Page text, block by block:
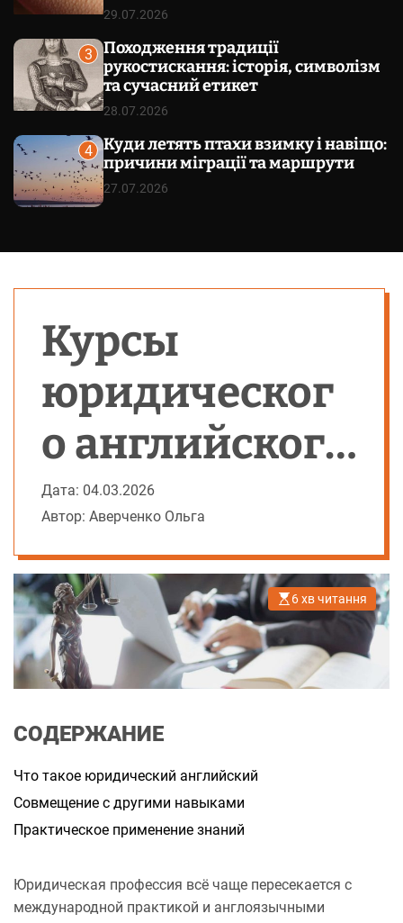
29.07.2026
3
Походження традиції
рукостискання: історія, символізм
та сучасний етикет
28.07.2026
4
Куди летять птахи взимку і навіщо:
причини міграції та маршрути
27.07.2026
Курсы
юридическог
о английского
языка –
инвестиция в
карьеру
Дата: 04.03.2026
Автор: Аверченко Ольга
О
н
т
в
6 хв читання
СОДЕРЖАНИЕ
Что такое юридический английский
Совмещение с другими навыками
Практическое применение знаний
Юридическая профессия всё чаще пересекается с
международной практикой и англоязычными